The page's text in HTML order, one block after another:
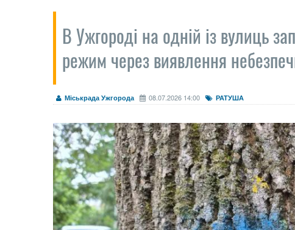
В Ужгороді на одній із вулиць
режим через виявлення
Міськрада Ужгорода 08.07.2026 14:00 РАТУША